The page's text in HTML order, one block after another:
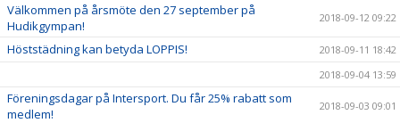
Välkommen på årsmöte den 27 september på
Hudikgympan!
2018-09-12 09:22
Höststädning kan betyda LOPPIS!
2018-09-11 18:42
2018-09-04 13:59
Föreningsdagar på Intersport. Du får 25% rabatt som
medlem!
2018-09-03 09:01